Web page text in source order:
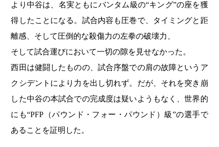
より中谷は、名実ともにバンタム級の“キング”の座を獲
得したことになる。試合内容も圧巻で、タイミングと距
離感、そして圧倒的な殺傷力の左拳の破壊力、
そして試合運びにおいて一切の隙を見せなかった。
西田は健闘したものの、試合序盤での肩の故障というア
クシデントにより力を出し切れず。だが、それを突き崩
した中谷の本試合での完成度は疑いようもなく、世界的
にも“PFP（パウンド・フォー・パウンド）級”の選手で
あることを証明した。